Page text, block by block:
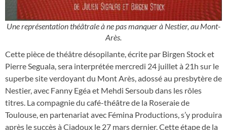
Une représentation théâtrale à ne pas manquer à Nestier, au Mont-
Arès.
Cette pièce de théâtre désopilante, écrite par Birgen Stock et
Pierre Seguala, sera interprétée mercredi 24 juillet à 21h sur le
superbe site verdoyant du Mont Arès, adossé au presbytère de
Nestier, avec Fanny Egéa et Mehdi Sersoub dans les rôles
titres. La compagnie du café-théâtre de la Roseraie de
Toulouse, en partenariat avec Fémina Productions, s’y produira
après le succès à Ciadoux le 27 mars dernier. Cette étape de la